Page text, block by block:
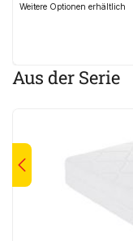
Weitere Optionen erhältlich
Aus der Serie